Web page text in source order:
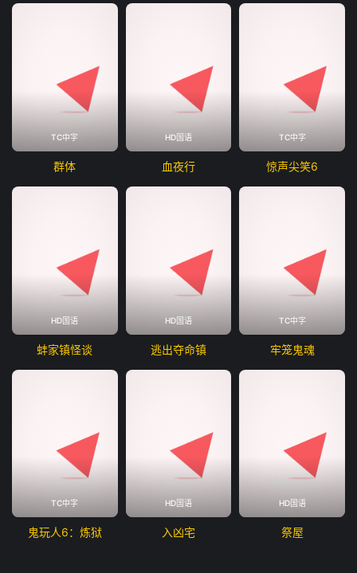
TC中字
群体
HD国语
血夜行
TC中字
惊声尖笑6
HD国语
蚌家镇怪谈
HD国语
逃出夺命镇
TC中字
牢笼鬼魂
TC中字
鬼玩人6：炼狱
HD国语
入凶宅
HD国语
祭屋